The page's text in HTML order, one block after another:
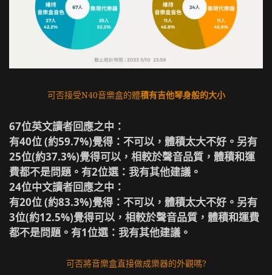
可否接受N40音樂盒的體積有吉他琴身般的大小
67位英文讀者回應之中：
有40位 (約59.7%)覺得：不可以，體積太大不好。另有
25位(約37.3%)覺得可以，相較於聲音品質，體積和運
費都不是問題。有2位選：我有其他建議。
24位中文讀者回應之中：
有20位 (約83.3%)覺得：不可以，體積太大不好。另有
3位(約12.5%)覺得可以，相較於聲音品質，體積和運費
都不是問題。有1位選：我有其他建議。
可否將音樂盒直接做成樂器的外觀嗎?